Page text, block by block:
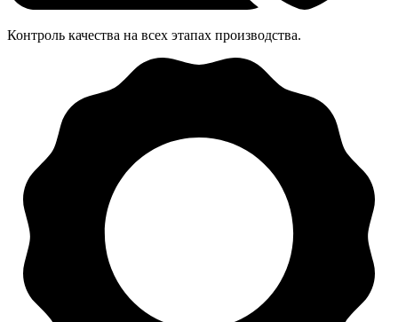
Контроль качества на всех этапах производства.